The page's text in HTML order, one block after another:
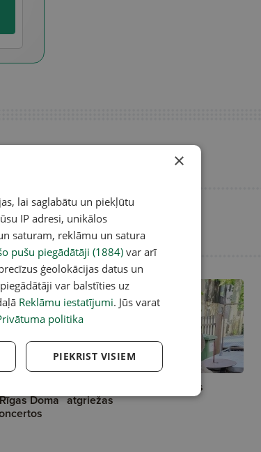
Doma
Mākslinieks Oļegs Tillbergs
atgriežas
×
lai saglabātu un piekļūtu
IP adresi, unikālos
saturam, reklāmu un satura
pušu piegādātāji (1884)var arī
ģeolokācijas datus un
var balstīties uz
Reklāmu iestatījumi. Jūs varat
politika
PIEKRIST VISIEM